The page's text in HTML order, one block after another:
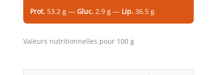
Prot. 53.2 g — Gluc. 2.9 g — Lip. 36.5 g
Valeurs nutritionnelles pour 100 g